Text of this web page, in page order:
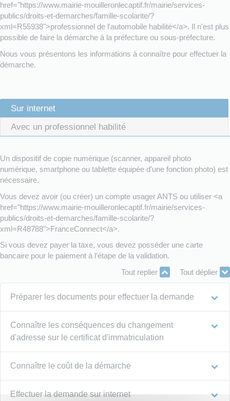
href="https://www.mairie-mouilleronlecaptif.fr/mairie/services-
publics/droits-et-demarches/famille-scolarite/?
xml=R55938">professionnel de l'automobile habilité</a>. Il n'est plus
possible de faire la démarche à la préfecture ou sous-préfecture.
Nous vous présentons les informations à connaître pour effectuer la
démarche.
Sur internet
Avec un professionnel habilité
Un dispositif de copie numérique (scanner, appareil photo
numérique, smartphone ou tablette équipée d'une fonction photo) est
nécessaire.
Vous devez avoir (ou créer) un compte usager ANTS ou utiliser <a
href="https://www.mairie-mouilleronlecaptif.fr/mairie/services-
publics/droits-et-demarches/famille-scolarite/?
xml=R48788">FranceConnect</a>.
Si vous devez payer la taxe, vous devez posséder une carte
bancaire pour le paiement à l'étape de la validation.
Tout replier
Tout déplier
Préparer les documents pour effectuer la demande
Connaître les conséquences du changement
d'adresse sur le certificat d'immatriculation
Connaître le coût de la démarche
Effectuer la demande sur internet